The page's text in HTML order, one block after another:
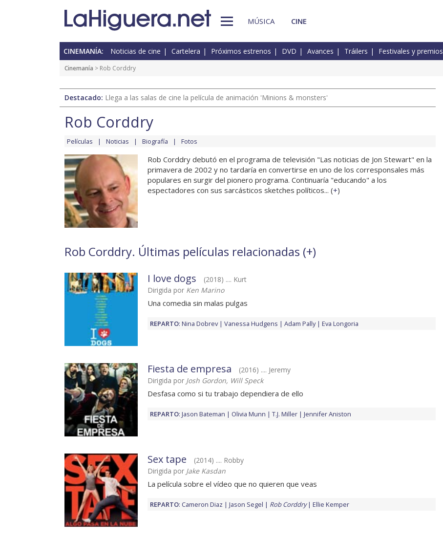
MÚSICA CINE
CINEMANÍA: Noticias de cine Cartelera Próximos estrenos DVD Avances Tráilers Festivales y premios
Cinemanía > Rob Corddry
Destacado: Llega a las salas de cine la película de animación 'Minions & monsters'
Rob Corddry
Películas Noticias Biografía Fotos
Rob Corddry debutó en el programa de televisión "Las noticias de Jon Stewart" en la
primavera de 2002 y no tardaría en convertirse en uno de los corresponsales más
populares en surgir del pionero programa. Continuaría "educando" a los
espectadores con sus sarcásticos sketches políticos... (+)
Rob Corddry. Últimas películas relacionadas (+)
I love dogs
(2018) .... Kurt
Dirigida por Ken Marino
Una comedia sin malas pulgas
REPARTO: Nina Dobrev Vanessa Hudgens Adam Pally Eva Longoria
Fiesta de empresa
(2016) .... Jeremy
Dirigida por Josh Gordon, Will Speck
Desfasa como si tu trabajo dependiera de ello
REPARTO: Jason Bateman Olivia Munn T.J. Miller Jennifer Aniston
Sex tape
(2014) .... Robby
Dirigida por Jake Kasdan
La película sobre el vídeo que no quieren que veas
REPARTO: Cameron Diaz Jason Segel Rob Corddry Ellie Kemper